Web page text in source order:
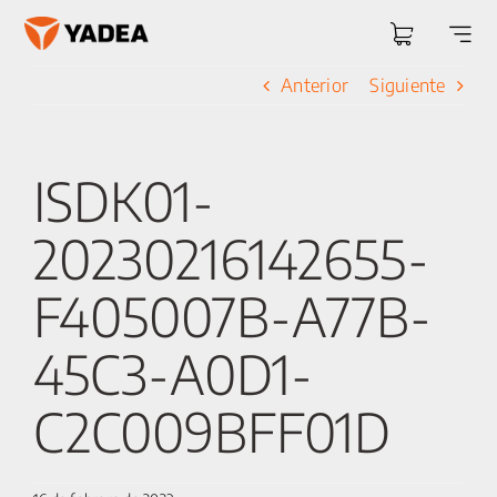
Saltar
Anterior Siguiente
ISDK01-
20230216142655-
F405007B-A77B-
45C3-A0D1-
C2C009BFF01D